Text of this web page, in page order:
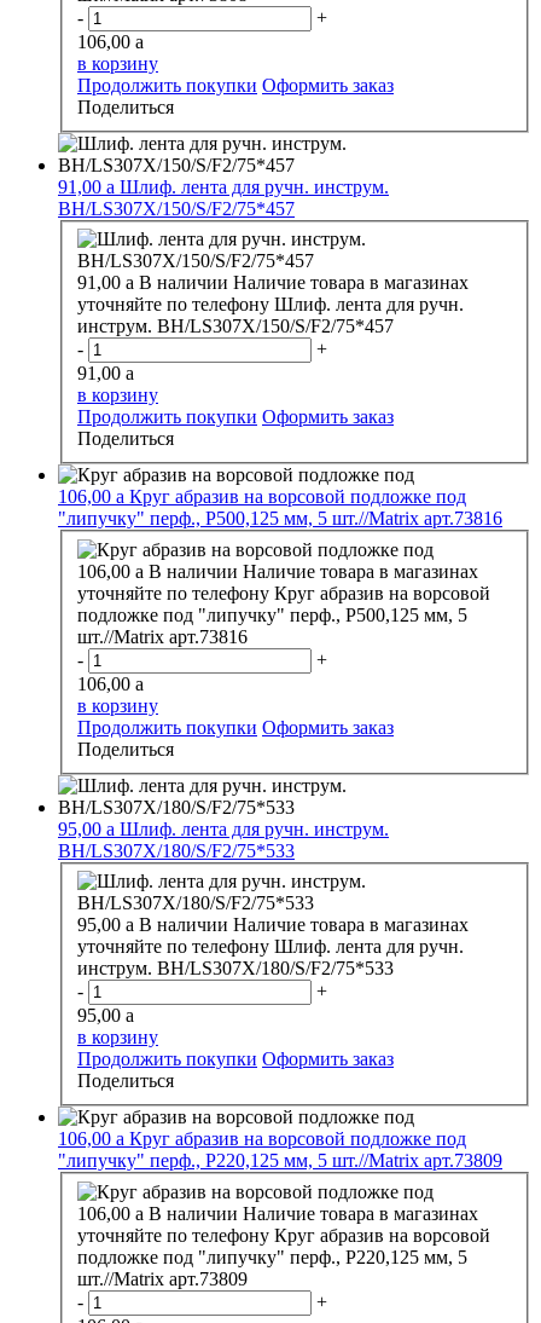
-
+
106,00 a
в корзину
Продолжить покупки Оформить заказ
Поделиться
91,00 a Шлиф. лента для ручн. инструм.
BH/LS307X/150/S/F2/75*457
91,00 a В наличии Наличие товара в магазинах
уточняйте по телефону Шлиф. лента для ручн.
инструм. BH/LS307X/150/S/F2/75*457
-
+
91,00 a
в корзину
Продолжить покупки Оформить заказ
Поделиться
106,00 a Круг абразив на ворсовой подложке под
"липучку" перф., Р500,125 мм, 5 шт.//Matrix арт.73816
106,00 a В наличии Наличие товара в магазинах
уточняйте по телефону Круг абразив на ворсовой
подложке под "липучку" перф., Р500,125 мм, 5
шт.//Matrix арт.73816
-
+
106,00 a
в корзину
Продолжить покупки Оформить заказ
Поделиться
95,00 a Шлиф. лента для ручн. инструм.
BH/LS307X/180/S/F2/75*533
95,00 a В наличии Наличие товара в магазинах
уточняйте по телефону Шлиф. лента для ручн.
инструм. BH/LS307X/180/S/F2/75*533
-
+
95,00 a
в корзину
Продолжить покупки Оформить заказ
Поделиться
106,00 a Круг абразив на ворсовой подложке под
"липучку" перф., Р220,125 мм, 5 шт.//Matrix арт.73809
106,00 a В наличии Наличие товара в магазинах
уточняйте по телефону Круг абразив на ворсовой
подложке под "липучку" перф., Р220,125 мм, 5
шт.//Matrix арт.73809
-
+